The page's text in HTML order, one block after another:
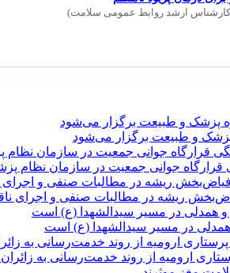
ارشد روابط عمومی سلامت)
پزشک و طبیعت برگزار می‌شود
قرارگاه جوانی جمعیت در سازمان نظام
ریشه در مطالبات صنفی و اجرای
همدلی در مسیر سیدالشهدا (ع) است
ارومیه از روند خدمت‌رسانی به